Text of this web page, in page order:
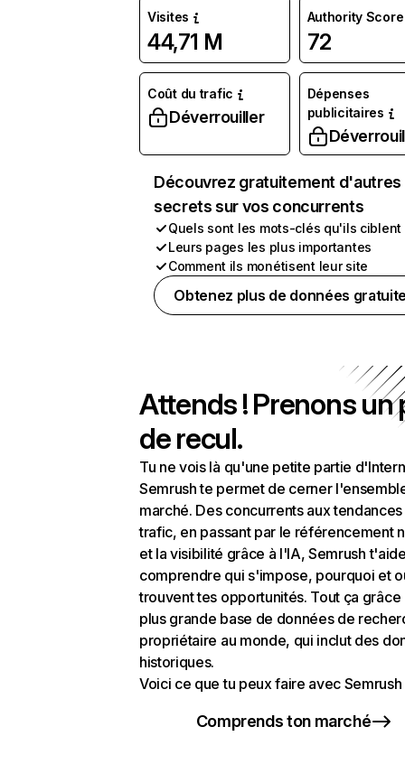
Visites
44,71 M
Authority Score
72
Coût du trafic
Déverrouiller
Dépenses
publicitaires
Découvrez gratuitement d'autres
secrets sur vos concurrents
Quels sont les mots-clés qu'ils ciblent
Leurs pages les plus importantes
Comment ils monétisent leur site
Obtenez plus de données
Attends ! Prenons un
de recul.
Tu ne vois là qu'une petite partie
Semrush te permet de cerner
marché. Des concurrents aux
trafic, en passant par le référencement
et la visibilité grâce à l'IA, Semrush
comprendre qui s'impose, pourquoi et
trouvent tes opportunités. Tout ça grâce
plus grande base de données de
propriétaire au monde, qui inclut des
historiques.
Voici ce que tu peux faire avec Semrush
Comprends ton marché